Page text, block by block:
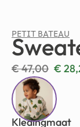
PETIT BATEAU
€47,00 €
Kledingmaat